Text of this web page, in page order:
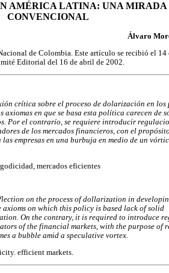
AMÉRICA LATINA: UNA MIRADA
CONVENCIONAL
Álvaro
de Colombia. Este artículo se recibió el 14
Editorial del 16 de abril de 2002.
crítica sobre el proceso de dolarización en los
axiomas en que se basa esta política carecen de
Por el contrarío, se requiere introducir
de los mercados financieros, con el
empresas en una burbuja en medio de un
mercados eficientes
on the process of dollarization in
on which this policy is based lack of solid
On the contrary, it is required to introduce
of the financial markets, with the purpose of
a bubble amid a speculative vortex.
efficient markets.